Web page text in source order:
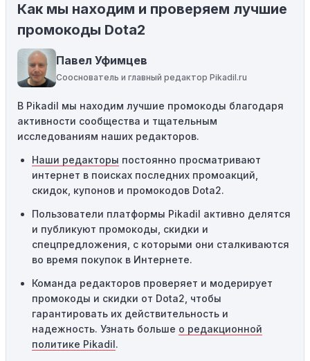
Ограничения на использование промокода:
Некоторые промокоды распространяются только на
определенные товары, бренды или категории. Если вы
пытаетесь применить код к товару, не
соответствующему критериям, он не сработает.
промокоды требуют соблюдения минимального
порога покупки, чтобы получить право на скидку. Если
сумма в корзине не соответствует указанному порогу,
код не сработает.
Географические ограничения:Действие некоторых
промокодов может быть ограничено определенными
местами или регионами. Если вы находитесь за
пределами указанного региона, то код не будет
применяться.
предназначены только для однократного
использования. Если код уже был использован кем-то
другим, он не будет действовать повторно.
Технические сбои:
Как мы находим и проверяем лучшие
промокоды Dota2
Павел Уфимцев
Сооснователь и главный редактор Pikadil.ru
В Pikadil мы находим лучшие промокоды благодаря
активности сообщества и тщательным
исследованиям наших редакторов.
Наши редакторы постоянно просматривают
интернет в поисках последних промоакций,
скидок, купонов и промокодов Dota2.
Пользователи платформы Pikadil активно делятся
и публикуют промокоды, скидки и
спецпредложения, с которыми они сталкиваются
во время покупок в Интернете.
Команда редакторов проверяет и модерирует
промокоды и скидки от Dota2, чтобы
гарантировать их действительность и
надежность. Узнать больше о редакционной
политике Pikadil.